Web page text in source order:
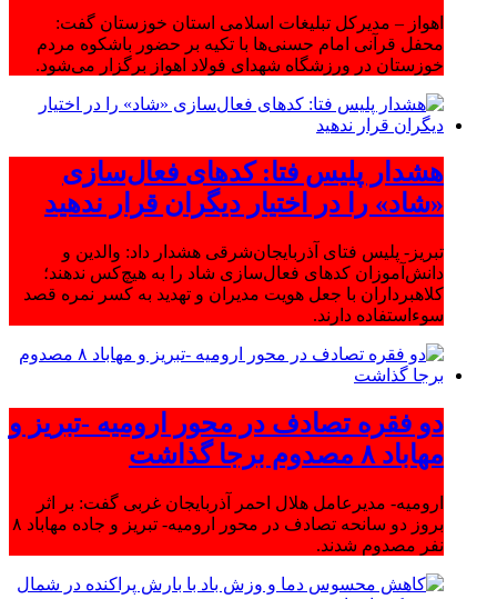
اهواز – مدیرکل تبلیغات اسلامی استان خوزستان گفت:
محفل قرآنی امام حسنی‌ها با تکیه بر حضور باشکوه مردم
خوزستان در ورزشگاه شهدای فولاد اهواز برگزار می‌شود.
هشدار پلیس فتا: کدهای فعال‌سازی
«شاد» را در اختیار دیگران قرار ندهید
تبریز- پلیس فتای آذربایجان‌شرقی هشدار داد: والدین و
دانش‌آموزان کدهای فعال‌سازی شاد را به هیچ‌کس ندهند؛
کلاهبرداران با جعل هویت مدیران و تهدید به کسر نمره قصد
سوءاستفاده دارند.
دو فقره تصادف در محور ارومیه -تبریز و
مهاباد ۸ مصدوم برجا گذاشت
ارومیه- مدیرعامل هلال احمر آذربایجان غربی گفت: بر اثر
بروز دو سانحه تصادف در محور ارومیه- تبریز و جاده مهاباد ۸
نفر مصدوم شدند.